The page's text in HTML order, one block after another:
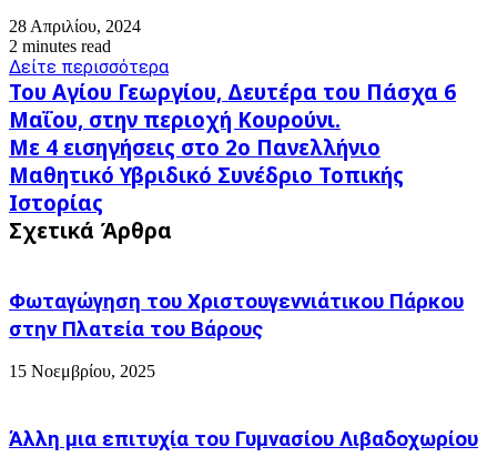
28 Απριλίου, 2024
2 minutes read
Δείτε περισσότερα
Του
Αγίου
Γεωργίου,
Δευτέρα
του
Πάσχα
6
Μαΐου,
Κουρούνι.
Του Αγίου Γεωργίου, Δευτέρα του Πάσχα 6
Μαΐου, στην περιοχή Κουρούνι.
Με
4
εισηγήσεις
στο
2ο
Πανελλήνιο
Υβριδικό
Συνέδριο
Τοπικής
Με 4 εισηγήσεις στο 2ο Πανελλήνιο
Μαθητικό Υβριδικό Συνέδριο Τοπικής
Ιστορίας
Σχετικά Άρθρα
Φωταγώγηση του Χριστουγεννιάτικου Πάρκου
στην Πλατεία του Βάρους
15 Νοεμβρίου, 2025
Άλλη μια επιτυχία του Γυμνασίου Λιβαδοχωρίου